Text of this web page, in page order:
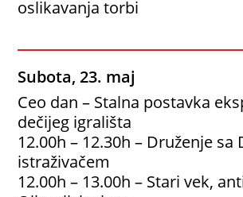
oslikavanja torbi
Subota, 23. maj
Ceo dan – Stalna postavka
dečijeg igrališta
12.00h – 12.30h – Druženje sa
istraživačem
12.00h – 13.00h – Stari vek,